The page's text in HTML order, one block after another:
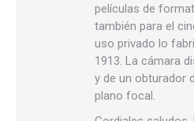
películas de
también para el
uso privado lo
1913. La cámara
y de un obturador
plano focal.